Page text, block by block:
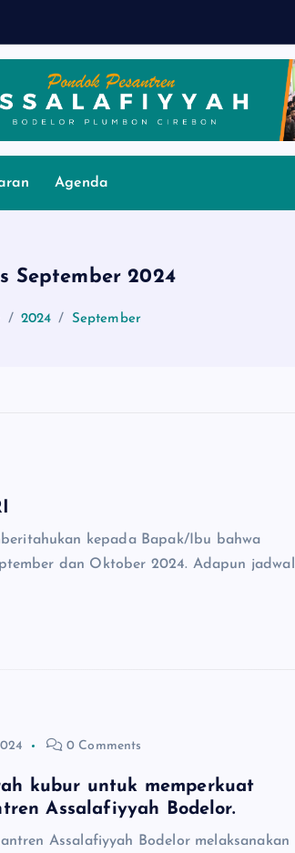
Agenda
September 2024
2024 September
kepada Bapak/Ibu bahwa
dan Oktober 2024. Adapun jadwal
0 Comments
kubur untuk memperkuat
Assalafiyyah Bodelor.
Assalafiyyah Bodelor melaksanakan